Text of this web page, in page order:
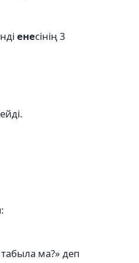
енесінің 3
ма?» деп